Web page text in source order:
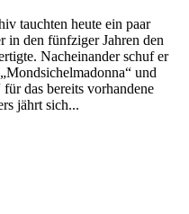
tauchten heute ein paar
in den fünfziger Jahren den
Nacheinander schuf er
und
das bereits vorhandene
jährt sich...